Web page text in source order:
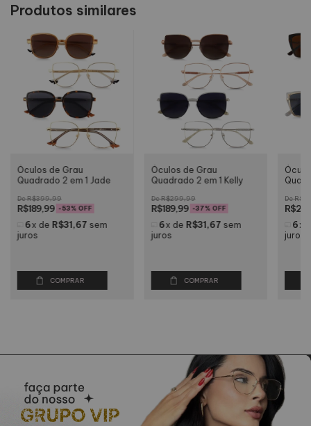
Produtos similares
Óculos de Grau
Quadrado 2 em 1 Jade
R$399,99
R$189,99 -53% OFF
6 x de R$31,67 sem
juros
COMPRAR
Óculos de Grau
Quadrado 2 em 1 Kelly
R$299,99
R$189,99 -37% OFF
6 x de R$31,67 sem
juros
COMPRAR
6 x
juros